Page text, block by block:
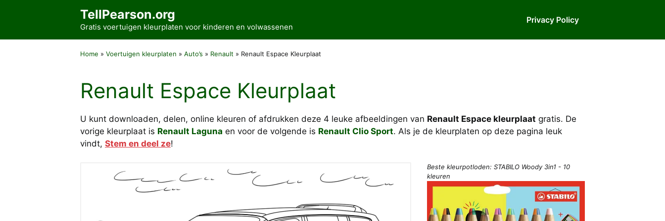
inhoud
TellPearson.org
Gratis voertuigen kleurplaten voor kinderen en volwassenen
Privacy Policy
Home » Voertuigen kleurplaten » Auto’s » Renault » Renault Espace Kleurplaat
Renault Espace Kleurplaat
U kunt downloaden, delen, online kleuren of afdrukken deze 4 leuke afbeeldingen van Renault Espace kleurplaat gratis. De
vorige kleurplaat is Renault Laguna en voor de volgende is Renault Clio Sport. Als je de kleurplaten op deze pagina leuk
vindt, Stem en deel ze!
Beste kleurpotloden: STABILO Woody 3in1 - 10
kleuren